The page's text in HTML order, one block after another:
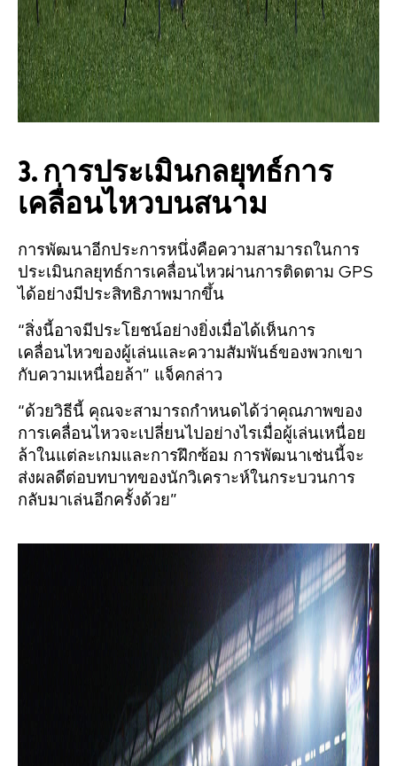
3. การประเมินกลยุทธ์การ
เคลื่อนไหวบนสนาม
การพัฒนาอีกประการหนึ่งคือความสามารถในการ
ประเมินกลยุทธ์การเคลื่อนไหวผ่านการติดตาม GPS
ได้อย่างมีประสิทธิภาพมากขึ้น
“สิ่งนี้อาจมีประโยชน์อย่างยิ่งเมื่อได้เห็นการ
เคลื่อนไหวของผู้เล่นและความสัมพันธ์ของพวกเขา
กับความเหนื่อยล้า” แจ็คกล่าว
“ด้วยวิธีนี้ คุณจะสามารถกำหนดได้ว่าคุณภาพของ
การเคลื่อนไหวจะเปลี่ยนไปอย่างไรเมื่อผู้เล่นเหนื่อย
ล้าในแต่ละเกมและการฝึกซ้อม การพัฒนาเช่นนี้จะ
ส่งผลดีต่อบทบาทของนักวิเคราะห์ในกระบวนการ
กลับมาเล่นอีกครั้งด้วย”